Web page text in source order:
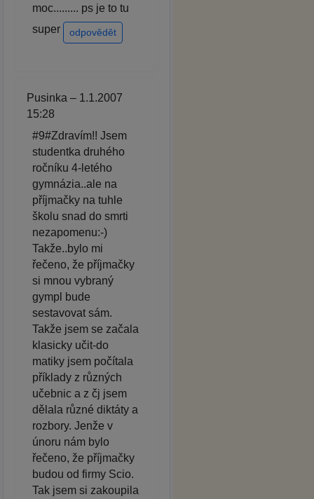
moc......... ps je to tu
super
odpovědět
Pusinka – 1.1.2007
15:28
#9#Zdravím!! Jsem
studentka druhého
ročníku 4-letého
gymnázia..ale na
příjmačky na tuhle
školu snad do smrti
nezapomenu:-)
Takže..bylo mi
řečeno, že příjmačky
si mnou vybraný
gympl bude
sestavovat sám.
Takže jsem se začala
klasicky učit-do
matiky jsem počítala
příklady z různých
učebnic a z čj jsem
dělala různé diktáty a
rozbory. Jenže v
únoru nám bylo
řečeno, že příjmačky
budou od firmy Scio.
Tak jsem si zakoupila